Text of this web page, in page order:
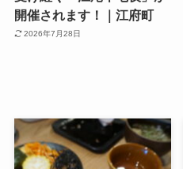
開催されます！｜江府町
2026年7月28日